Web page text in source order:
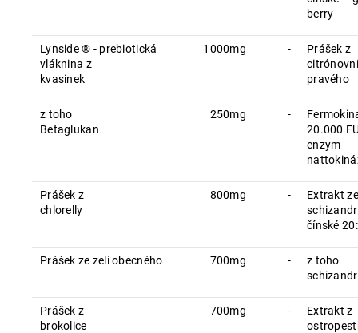
berry
Lynside ® - prebiotická
vláknina z
kvasinek
1000mg -
Prášek z
pravého
z toho
Betaglukan
250mg -
20.000
enzym
Prášek z
chlorelly
800mg -
Extrakt ze
čínské
Prášek ze zelí obecného 700mg -
z toho
Prášek z
brokolice
700mg -
Extrakt z